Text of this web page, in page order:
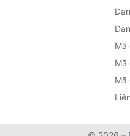
Mã
Mã
Mã